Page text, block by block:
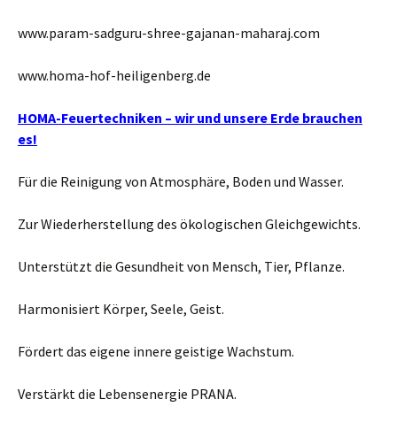
www.param-sadguru-shree-gajanan-maharaj.com
www.homa-hof-heiligenberg.de
HOMA-Feuertechniken – wir und unsere Erde brauchen
es!
Für die Reinigung von Atmosphäre, Boden und Wasser.
Zur Wiederherstellung des ökologischen Gleichgewichts.
Unterstützt die Gesundheit von Mensch, Tier, Pflanze.
Harmonisiert Körper, Seele, Geist.
Fördert das eigene innere geistige Wachstum.
Verstärkt die Lebensenergie PRANA.